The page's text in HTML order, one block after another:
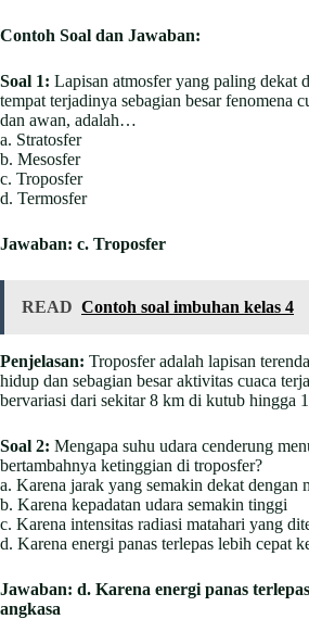
Contoh Soal dan Jawaban:
Soal 1: Lapisan atmosfer yang paling dekat
tempat terjadinya sebagian besar fenomena
dan awan, adalah…
a. Stratosfer
b. Mesosfer
c. Troposfer
d. Termosfer
Jawaban: c. Troposfer
READ Contoh soal imbuhan kelas 4
Penjelasan: Troposfer adalah lapisan
hidup dan sebagian besar aktivitas cuaca
bervariasi dari sekitar 8 km di kutub hingga
Soal 2: Mengapa suhu udara cenderung
bertambahnya ketinggian di troposfer?
a. Karena jarak yang semakin dekat dengan
b. Karena kepadatan udara semakin tinggi
c. Karena intensitas radiasi matahari yang
d. Karena energi panas terlepas lebih cepat
Jawaban: d. Karena energi panas
angkasa